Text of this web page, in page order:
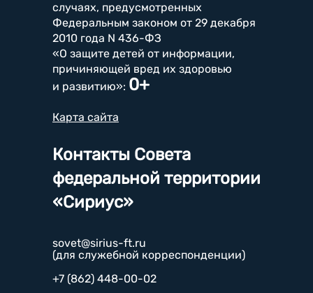
случаях, предусмотренных
Федеральным законом от 29 декабря
2010 года N 436-ФЗ
«О защите детей от информации,
причиняющей вред их здоровью
и развитию»: 0+
Карта сайта
Контакты Совета
федеральной территории
«Сириус»
sovet@sirius-ft.ru
(для служебной корреспонденции)
+7 (862) 448-00-02